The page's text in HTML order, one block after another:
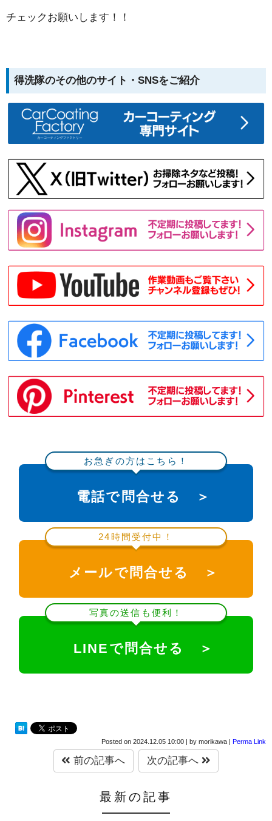
チェックお願いします！！
得洗隊のその他のサイト・SNSをご紹介
お急ぎの方はこちら！
電話で問合せる ＞
24時間受付中！
メールで問合せる ＞
写真の送信も便利！
LINEで問合せる ＞
Posted on 2024.12.05 10:00 | by morikawa | Perma Link
前の記事へ 次の記事へ
最新の記事